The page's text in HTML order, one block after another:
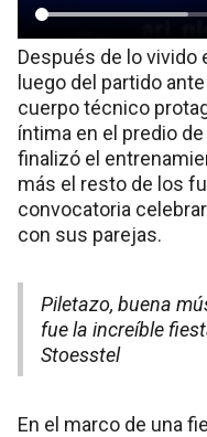
Después de lo vivido
luego del partido
cuerpo técnico
íntima en el predio de
finalizó el
más el resto de los
convocatoria
con sus parejas.
Piletazo, buena
fue la increíble
Stoesstel
En el marco de una